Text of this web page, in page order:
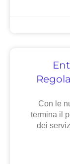
Con le
termina il
dei